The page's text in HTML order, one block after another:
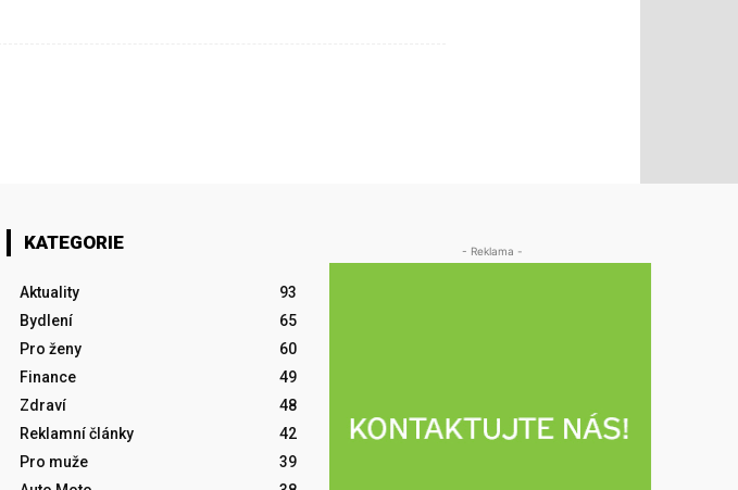
KATEGORIE
Aktuality
93
Bydlení
65
Pro ženy
60
Finance
49
Zdraví
48
Reklamní články
42
Pro muže
39
- Reklama -